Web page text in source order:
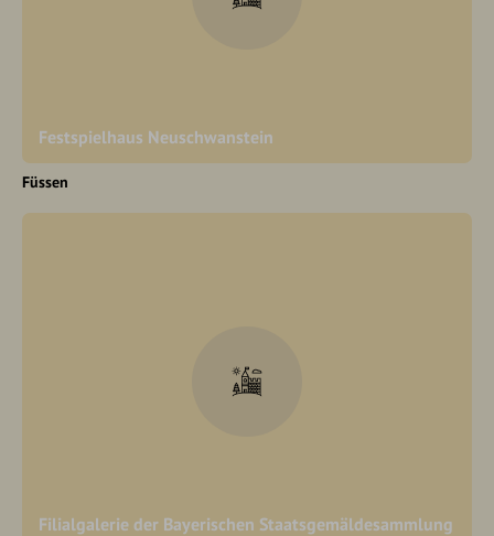
Festspielhaus Neuschwanstein
Füssen
Filialgalerie der Bayerischen Staatsgemäldesammlung